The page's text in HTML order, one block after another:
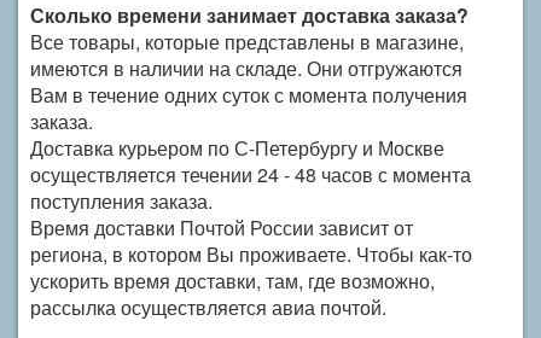
Сколько времени занимает доставка заказа?
Все товары, которые представлены в магазине,
имеются в наличии на складе. Они отгружаются
Вам в течение одних суток с момента получения
заказа.
Доставка курьером по С-Петербургу и Москве
осуществляется течении 24 - 48 часов с момента
поступления заказа.
Время доставки Почтой России зависит от
региона, в котором Вы проживаете. Чтобы как-то
ускорить время доставки, там, где возможно,
рассылка осуществляется авиа почтой.